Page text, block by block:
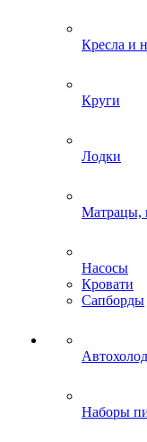
Кресла и
Круги
Лодки
Матрацы,
Насосы
Кровати
Сапборды
Наборы